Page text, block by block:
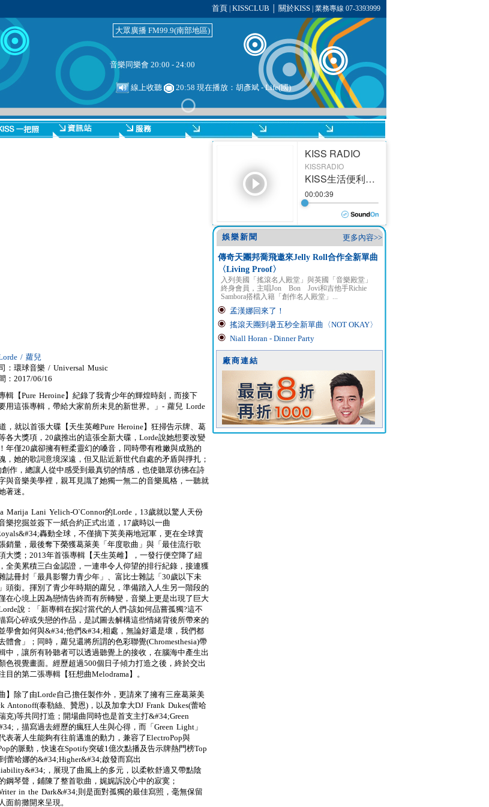
首頁 KISSCLUB 關於KISS| 業務專線 07-3393999
大眾廣播 FM99.9(南部地區)
音樂同樂會 20:00 - 24:00
線上收聽 20:58 現在播放： 胡彥斌- Life(國)
/ 蘿兒
：環球音樂 / Universal Music
：2017/06/16
輯【Pure Heroine】紀錄了我青少年的輝煌時刻，而接下
用這張專輯，帶給大家前所未見的新世界。」- 蘿兒 Lorde
，就以首張大碟【天生英雌Pure Heroine】狂掃告示牌、葛
各大獎項，20歲推出的這張全新大碟，Lorde說她想要改變
年僅20歲卻擁有輕柔靈幻的嗓音，同時帶有稚嫩與成熟的
，她的歌詞意境深遠，但又貼近新世代自處的矛盾與掙扎；
創作，總讓人從中感受到最真切的情感，也使聽眾彷彿在詩
與音樂美學裡，親耳見識了她獨一無二的音樂風格，一聽就
著迷。
Marija Lani Yelich-O`Connor的Lorde，13歲就以驚人天份
樂挖掘並簽下一紙合約正式出道，17歲時以一曲
轟動全球，不僅摘下英美兩地冠軍，更在全球賣
銷量，最後奪下榮獲葛萊美「年度歌曲」與「最佳流行歌
大獎；2013年首張專輯【天生英雌】，一發行便空降了紐
全美累積三白金認證，一連串令人仰望的排行紀錄，接連獲
誌冊封「最具影響力青少年」、富比士雜誌「30歲以下未
頭銜。揮別了青少年時期的蘿兒，準備踏入人生另一階段的
在心境上因為戀情告終而有所轉變，音樂上更是出現了巨大
說：「新專輯在探討當代的人們-該如何品嘗孤獨?這不
寫心碎或失戀的作品，是試圖去解構這些情緒背後所帶來的
學會如何與&#34;他們&#34;相處，無論好還是壞，我們都
體會」；同時，蘿兒還將所謂的色彩聯覺(Chromesthesia)帶
中，讓所有聆聽者可以透過聽覺上的接收，在腦海中產生出
色視覺畫面。經歷超過500個日子傾力打造之後，終於交出
目的第二張專輯【狂想曲Melodrama】。
曲】除了由Lorde自己擔任製作外，更請來了擁有三座葛萊美
Antonoff(泰勒絲、贊恩)，以及加拿大DJ Frank Dukes(蕾哈
克)等共同打造；開場曲同時也是首支主打&#34;Green
，描寫過去經歷的瘋狂人生與心得，而「Green Light」
表著人生能夠有往前邁進的動力，兼容了ElectroPop與
的脈動，快速在Spotify突破1億次點播及告示牌熱門榜Top
蕾哈娜的&#34;Higher&#34;啟發而寫出
，展現了曲風上的多元，以柔軟舒適又帶點陰
鋼琴聲，鋪陳了整首歌曲，娓娓訴說心中的寂寞；
in the Dark&#34;則是面對孤獨的最佳寫照，毫無保留
面前攤開來呈現。
更多內容>>
娛樂新聞
傳奇天團邦喬飛邀來Jelly Roll合作全新單曲
〈Living Proof〉
入列美國「搖滾名人殿堂」與英國「音樂殿堂」
終身會員，主唱Jon Bon Jovi和吉他手Richie
Sambora搭檔入籍「創作名人殿堂」...
孟漢娜回來了！
搖滾天團到暑五秒全新單曲〈NOT OKAY〉
Niall Horan - Dinner Party
廠商連結